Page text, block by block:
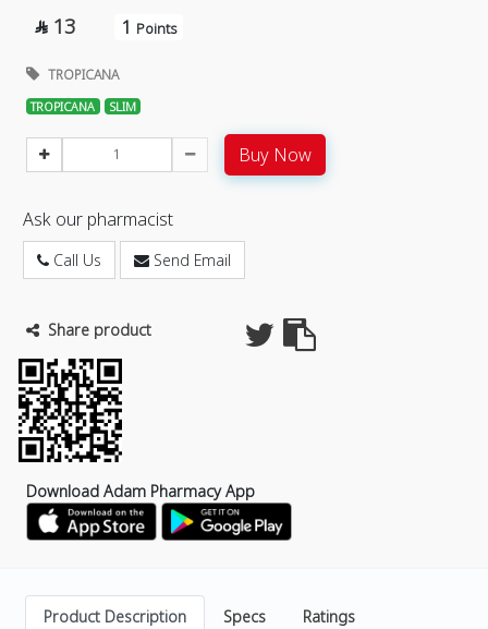
 13 1 Points
TROPICANA
TROPICANA SLIM
Buy Now
Ask our pharmacist
Call Us Send Email
Share product
Download Adam Pharmacy App
Product Description Specs Ratings